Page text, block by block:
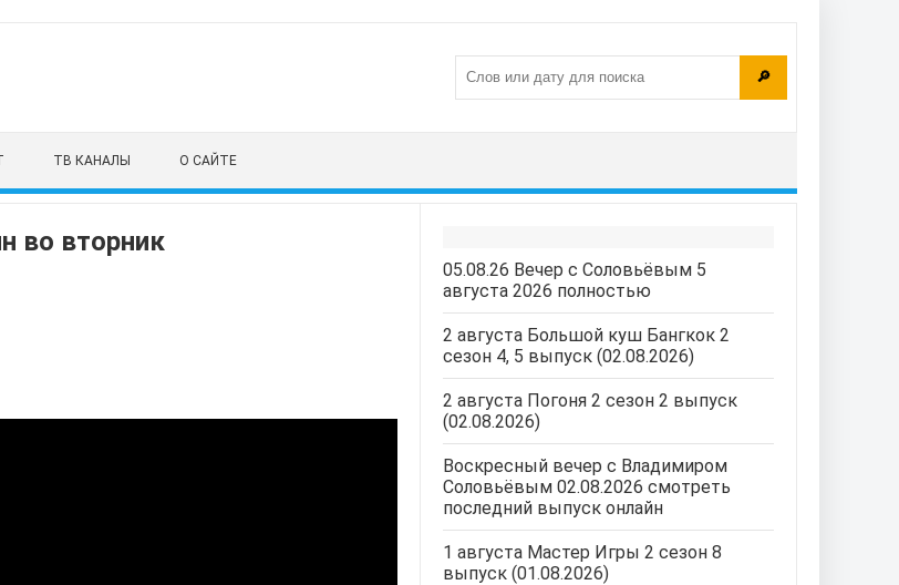
🔎
ТВ КАНАЛЫ О САЙТЕ
во вторник
05.08.26 Вечер с Соловьёвым 5
августа 2026 полностью
2 августа Большой куш Бангкок 2
сезон 4, 5 выпуск (02.08.2026)
2 августа Погоня 2 сезон 2 выпуск
(02.08.2026)
Воскресный вечер с Владимиром
Соловьёвым 02.08.2026 смотреть
последний выпуск онлайн
1 августа Мастер Игры 2 сезон 8
выпуск (01.08.2026)